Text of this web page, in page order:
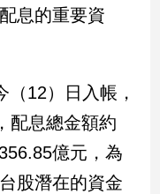
息的重要資
12）日入帳，
配息總金額約
億元，為
股潛在的資金